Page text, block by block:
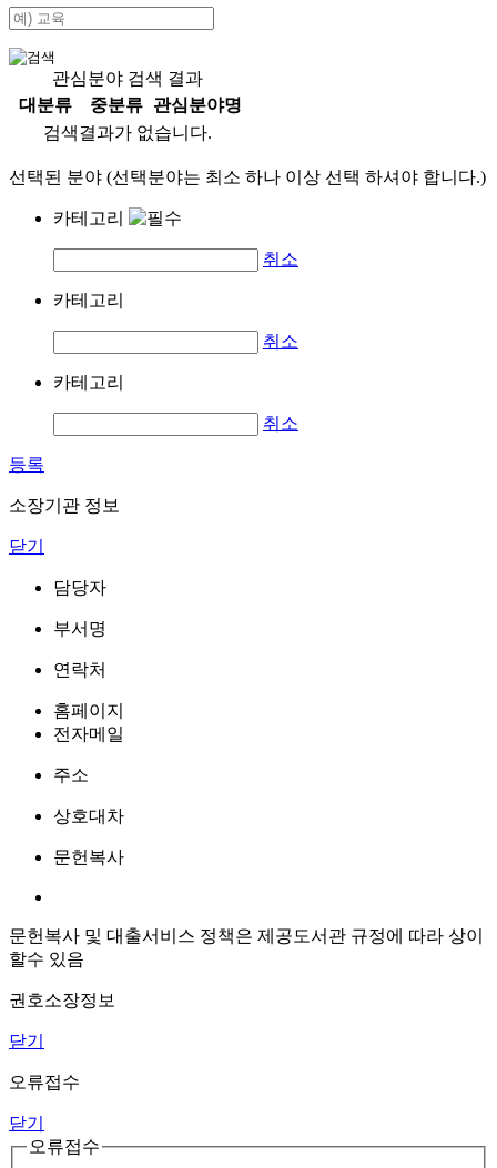
관심분야 검색 결과
대분류
중분류
관심분야명
검색결과가 없습니다.
선택된 분야 (선택분야는 최소 하나 이상 선택 하셔야 합니다.)
카테고리
취소
카테고리
취소
카테고리
취소
등록
소장기관 정보
닫기
담당자
부서명
연락처
홈페이지
전자메일
주소
상호대차
문헌복사
문헌복사 및 대출서비스 정책은 제공도서관 규정에 따라 상이
할수 있음
권호소장정보
닫기
오류접수
닫기
오류접수